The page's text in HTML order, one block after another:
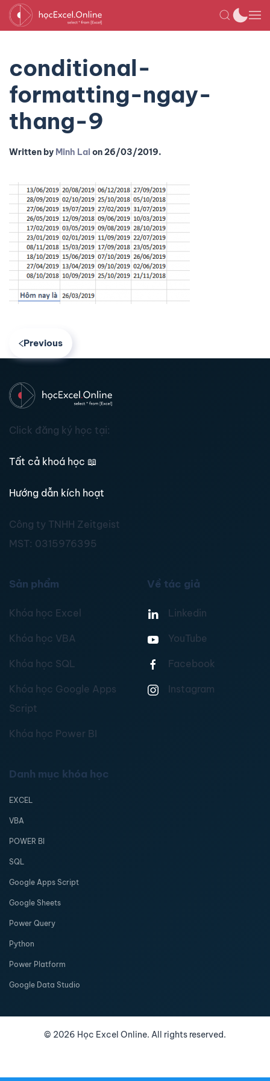
conditional-
formatting-ngay-
thang-9
Written by Minh Laion26/03/2019.
Previous
Click đăng ký học tại:
Tất cả khoá học 📖
Hướng dẫn kích hoạt
Công ty TNHH Zeitgeist
MST: 0315976395
Sản phẩm
Khóa học Excel
Khóa học VBA
Khóa học SQL
Khóa học Google Apps
Script
Khóa học Power BI
Về tác giả
Linkedin
YouTube
Facebook
Instagram
Danh mục khóa học
EXCEL
VBA
POWER BI
SQL
Google Apps Script
Google Sheets
Power Query
Python
Power Platform
Google Data Studio
© 2026 Học Excel Online. All rights reserved.